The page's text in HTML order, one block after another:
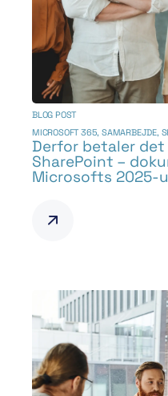
BLOG POST
MICROSOFT 365,SAMARBEJDE,
Derfor betaler
SharePoint –
Microsofts 2025-